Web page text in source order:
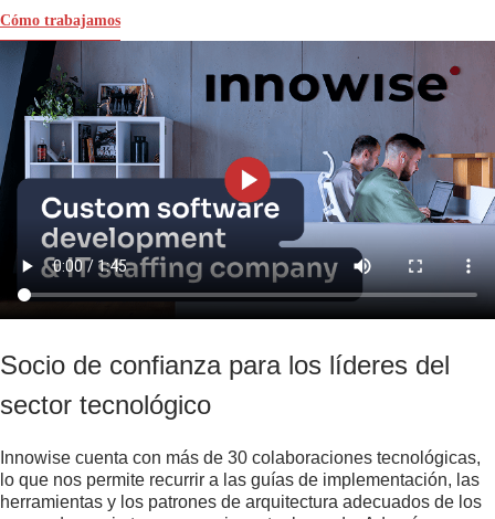
Cómo trabajamos
Socio de confianza para los líderes del
sector tecnológico
Innowise cuenta con más de 30 colaboraciones tecnológicas,
lo que nos permite recurrir a las guías de implementación, las
herramientas y los patrones de arquitectura adecuados de los